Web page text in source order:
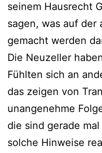
seinem Hausrecht
sagen, was auf der
gemacht werden
Die Neuzeller
Fühlten sich an
das zeigen von
unangenehme
die sind gerade
solche Hinweise